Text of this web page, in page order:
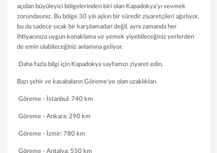
açıdan büyüleyici bölgelerinden biri olan Kapadokya'yı sevmek
zorundasınız. Bu bölge 30 yılı aşkın bir süredir ziyaretçileri ağırlıyor,
bu da sadece sıcak bir karşılamadan değil, aynı zamanda her
ihtiyacınıza uygun konaklama ve yemek yiyebileceğiniz yerlerden
de emin olabileceğiniz anlamına geliyor.
Daha fazla bilgi için Kapadokya sayfamızı ziyaret edin.
Bazı şehir ve kasabaların Göreme'ye olan uzaklıkları
Göreme - İstanbul: 740 km
Göreme - Ankara: 290 km
Göreme - İzmir: 780 km
Göreme - Antalya: 550 km